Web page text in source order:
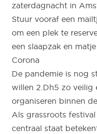
zaterdagnacht in
Stuur vooraf een
om een plek te
een slaapzak en
Corona
De pandemie is nog
willen 2.Dh5 zo veilig
organiseren binnen
Als grassroots
centraal staat